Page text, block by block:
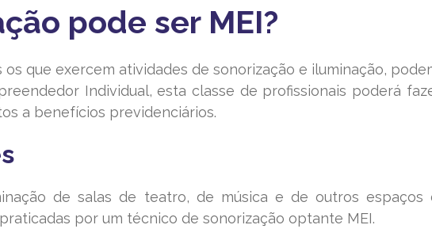
pode ser MEI?
que exercem atividades de sonorização e iluminação,
Individual, esta classe de profissionais poderá
a benefícios previdenciários.
de salas de teatro, de música e de outros espaços
por um técnico de sonorização optante MEI.